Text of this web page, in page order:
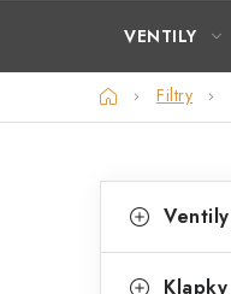
VENTILY
DomůFiltry
okategorie
a
Ventily
Klapky